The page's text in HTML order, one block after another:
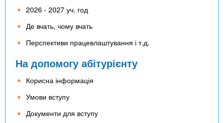
2026 - 2027 уч. год
Де вчать, чому вчать
Перспективи працевлаштування і т.д.
На допомогу абітурієнту
Корисна інформація
Умови вступу
Документи для вступу